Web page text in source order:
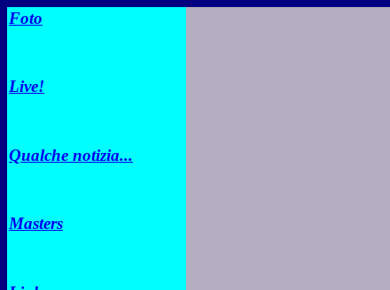
Foto
Live!
Qualche notizia...
Masters